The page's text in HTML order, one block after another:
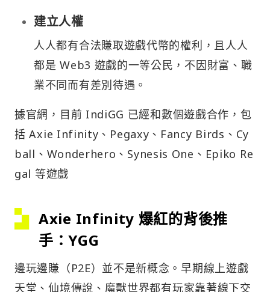
建立人權
人人都有合法賺取遊戲代幣的權利，且人人
都是 Web3 遊戲的一等公民，不因財富、職
業不同而有差別待遇。
據官網，目前 IndiGG 已經和數個遊戲合作，包
括 Axie Infinity、Pegaxy、Fancy Birds、Cy
ball、Wonderhero、Synesis One、Epiko Re
gal 等遊戲
Axie Infinity 爆紅的背後推
手：YGG
邊玩邊賺（P2E）並不是新概念。早期線上遊戲
天堂、仙境傳說、魔獸世界都有玩家靠著線下交